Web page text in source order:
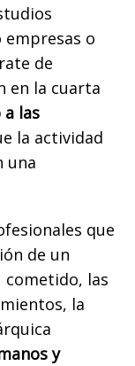
o
de
en la cuarta
a las
la actividad
una
que
de un
las
la
y